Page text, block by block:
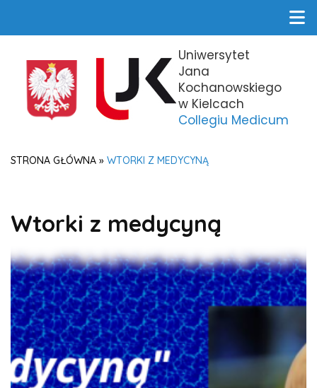
Uniwersytet
Jana
Kochanowskiego
w Kielcach
Collegiu Medicum
STRONA GŁÓWNA » WTORKI Z MEDYCYNĄ
Wtorki z medycyną